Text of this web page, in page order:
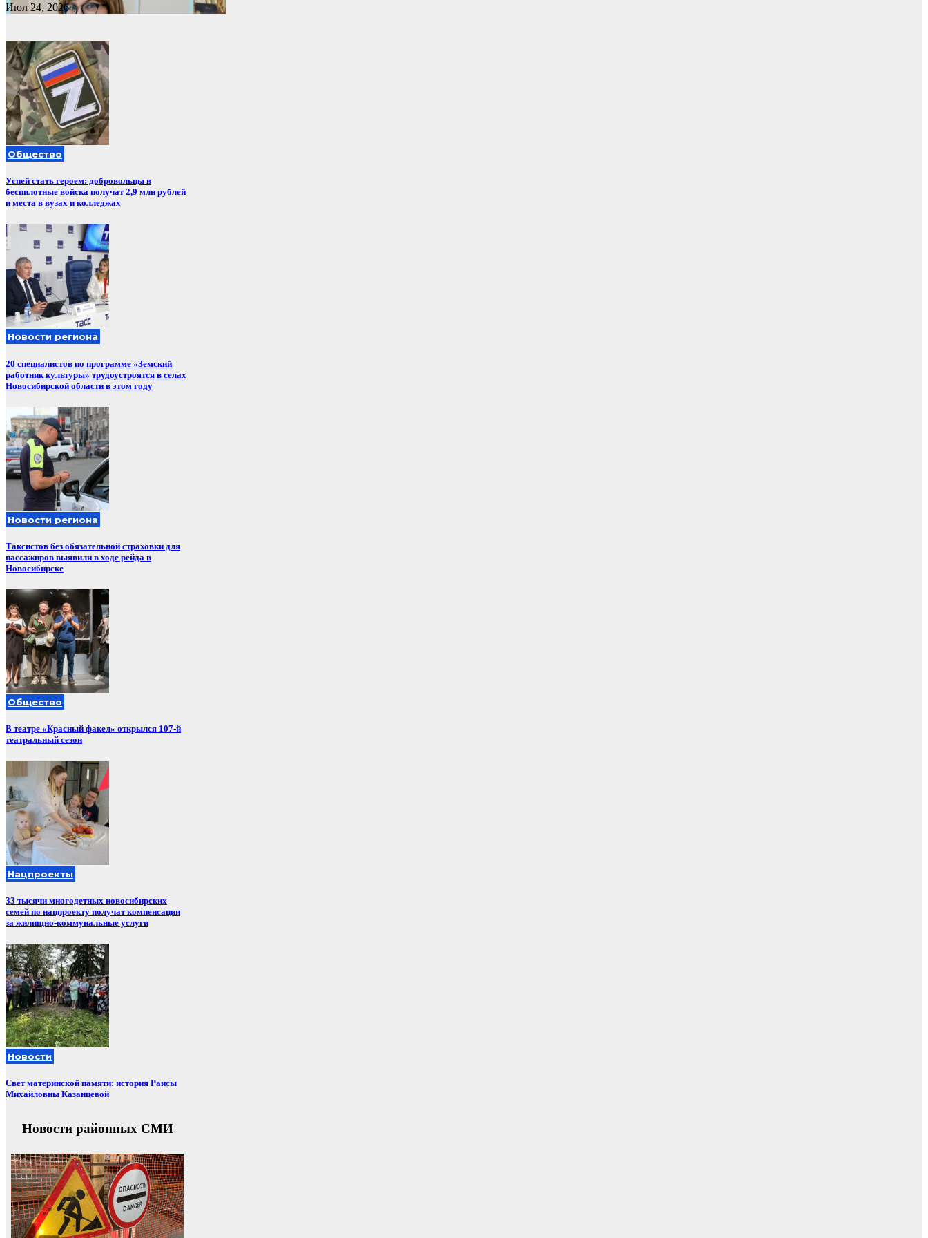
Июл 24, 2026
Общество
Успей стать героем: добровольцы в
беспилотные войска получат 2,9 млн рублей
и места в вузах и колледжах
Новости региона
20 специалистов по программе «Земский
работник культуры» трудоустроятся в селах
Новосибирской области в этом году
Новости региона
Таксистов без обязательной страховки для
пассажиров выявили в ходе рейда в
Новосибирске
Общество
В театре «Красный факел» открылся 107-й
театральный сезон
Нацпроекты
33 тысячи многодетных новосибирских
семей по нацпроекту получат компенсации
за жилищно-коммунальные услуги
Новости
Свет материнской памяти: история Раисы
Михайловны Казанцевой